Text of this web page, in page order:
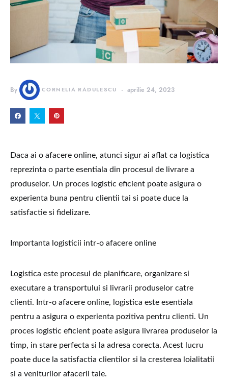
By CORNELIA RADULESCU aprilie 24, 2023
Daca ai o afacere online, atunci sigur ai aflat ca logistica
reprezinta o parte esentiala din procesul de livrare a
produselor. Un proces logistic eficient poate asigura o
experienta buna pentru clientii tai si poate duce la
satisfactie si fidelizare.
Importanta logisticii intr-o afacere online
Logistica este procesul de planificare, organizare si
executare a transportului si livrarii produselor catre
clienti. Intr-o afacere online, logistica este esentiala
pentru a asigura o experienta pozitiva pentru clienti. Un
proces logistic eficient poate asigura livrarea produselor la
timp, in stare perfecta si la adresa corecta. Acest lucru
poate duce la satisfactia clientilor si la cresterea loialitatii
si a veniturilor afacerii tale.